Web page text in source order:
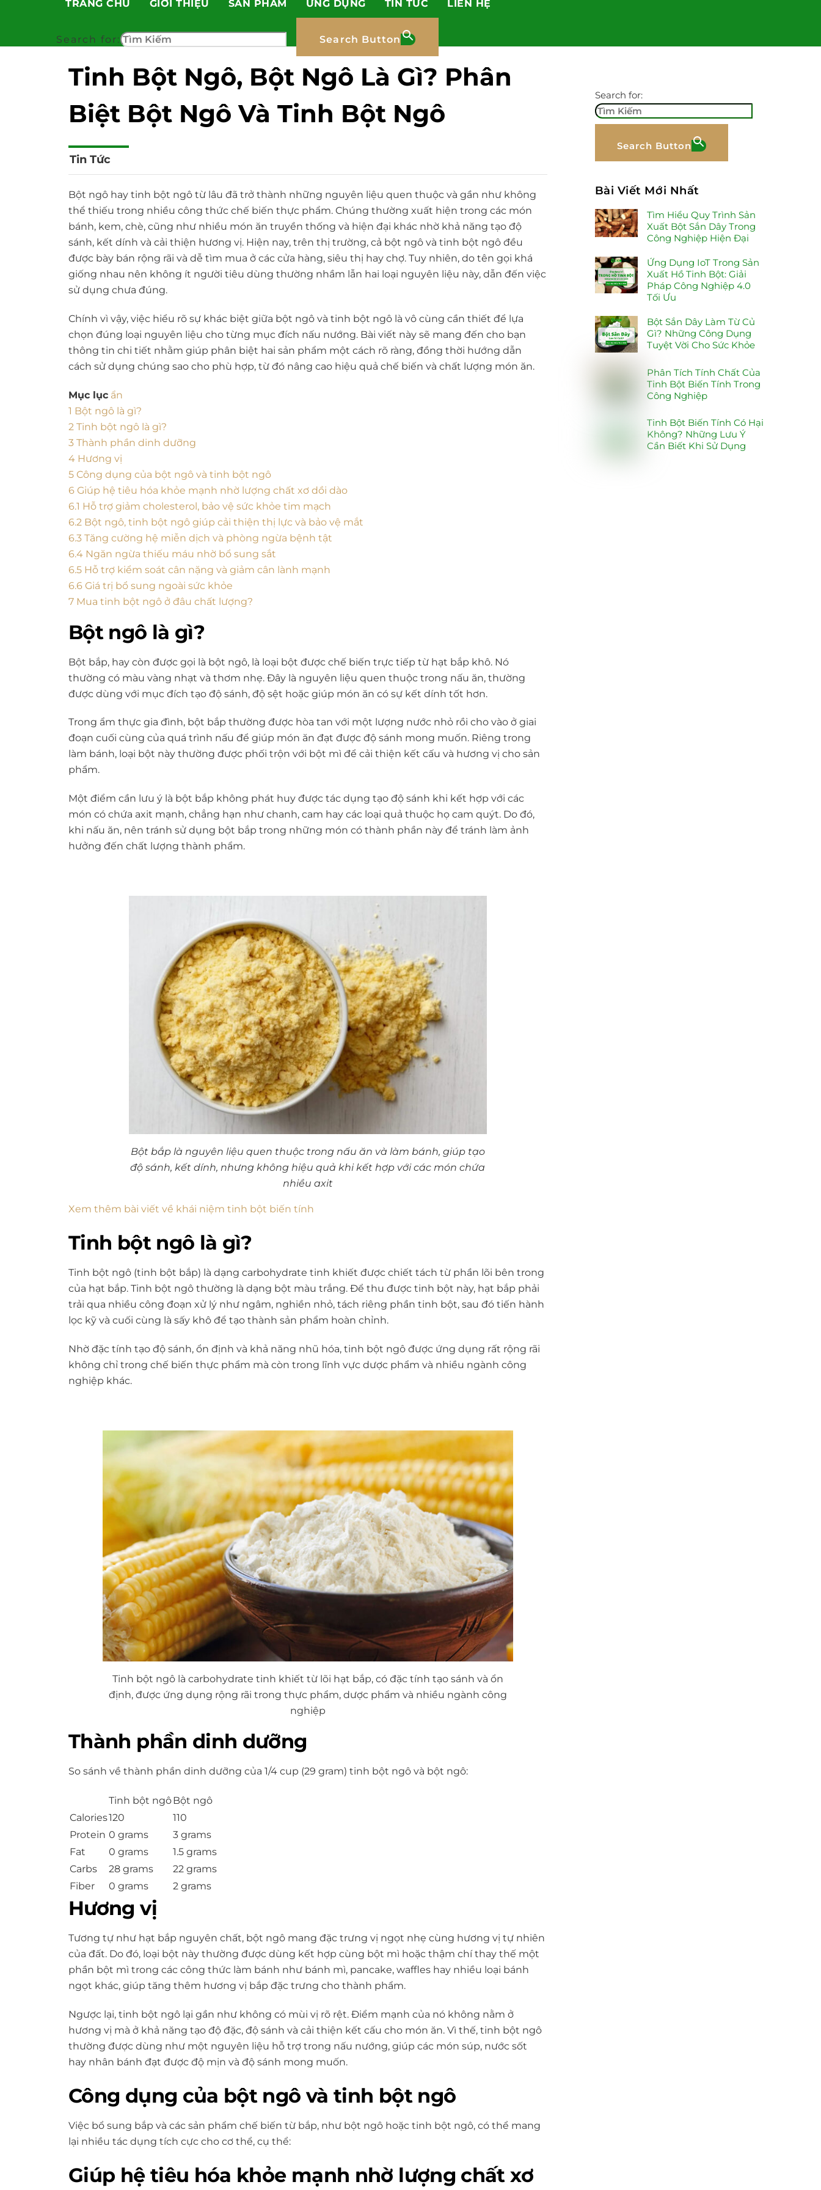
TRANG CHỦ GIỚI THIỆU SẢN PHẨM ỨNG DỤNG TIN TỨC LIÊN HỆ
Search for: Search Button
Tinh Bột Ngô, Bột Ngô Là Gì? Phân
Biệt Bột Ngô Và Tinh Bột Ngô
Tin Tức
Bột ngô hay tinh bột ngô từ lâu đã trở thành những nguyên liệu quen thuộc và gần như không
thể thiếu trong nhiều công thức chế biến thực phẩm. Chúng thường xuất hiện trong các món
bánh, kem, chè, cũng như nhiều món ăn truyền thống và hiện đại khác nhờ khả năng tạo độ
sánh, kết dính và cải thiện hương vị. Hiện nay, trên thị trường, cả bột ngô và tinh bột ngô đều
được bày bán rộng rãi và dễ tìm mua ở các cửa hàng, siêu thị hay chợ. Tuy nhiên, do tên gọi khá
giống nhau nên không ít người tiêu dùng thường nhầm lẫn hai loại nguyên liệu này, dẫn đến việc
sử dụng chưa đúng.
Chính vì vậy, việc hiểu rõ sự khác biệt giữa bột ngô và tinh bột ngô là vô cùng cần thiết để lựa
chọn đúng loại nguyên liệu cho từng mục đích nấu nướng. Bài viết này sẽ mang đến cho bạn
thông tin chi tiết nhằm giúp phân biệt hai sản phẩm một cách rõ ràng, đồng thời hướng dẫn
cách sử dụng chúng sao cho phù hợp, từ đó nâng cao hiệu quả chế biến và chất lượng món ăn.
Mục lục ẩn
1 Bột ngô là gì?
2 Tinh bột ngô là gì?
3 Thành phần dinh dưỡng
4 Hương vị
5 Công dụng của bột ngô và tinh bột ngô
6 Giúp hệ tiêu hóa khỏe mạnh nhờ lượng chất xơ dồi dào
6.1 Hỗ trợ giảm cholesterol, bảo vệ sức khỏe tim mạch
6.2 Bột ngô, tinh bột ngô giúp cải thiện thị lực và bảo vệ mắt
6.3 Tăng cường hệ miễn dịch và phòng ngừa bệnh tật
6.4 Ngăn ngừa thiếu máu nhờ bổ sung sắt
6.5 Hỗ trợ kiểm soát cân nặng và giảm cân lành mạnh
6.6 Giá trị bổ sung ngoài sức khỏe
7 Mua tinh bột ngô ở đâu chất lượng?
Bột ngô là gì?
Bột bắp, hay còn được gọi là bột ngô, là loại bột được chế biến trực tiếp từ hạt bắp khô. Nó
thường có màu vàng nhạt và thơm nhẹ. Đây là nguyên liệu quen thuộc trong nấu ăn, thường
được dùng với mục đích tạo độ sánh, độ sệt hoặc giúp món ăn có sự kết dính tốt hơn.
Trong ẩm thực gia đình, bột bắp thường được hòa tan với một lượng nước nhỏ rồi cho vào ở giai
đoạn cuối cùng của quá trình nấu để giúp món ăn đạt được độ sánh mong muốn. Riêng trong
làm bánh, loại bột này thường được phối trộn với bột mì để cải thiện kết cấu và hương vị cho sản
phẩm.
Một điểm cần lưu ý là bột bắp không phát huy được tác dụng tạo độ sánh khi kết hợp với các
món có chứa axit mạnh, chẳng hạn như chanh, cam hay các loại quả thuộc họ cam quýt. Do đó,
khi nấu ăn, nên tránh sử dụng bột bắp trong những món có thành phần này để tránh làm ảnh
hưởng đến chất lượng thành phẩm.
Bột bắp là nguyên liệu quen thuộc trong nấu ăn và làm bánh, giúp tạo
độ sánh, kết dính, nhưng không hiệu quả khi kết hợp với các món chứa
nhiều axit
Xem thêm bài viết về khái niệm tinh bột biến tính
Tinh bột ngô là gì?
Tinh bột ngô (tinh bột bắp) là dạng carbohydrate tinh khiết được chiết tách từ phần lõi bên trong
của hạt bắp. Tinh bột ngô thường là dạng bột màu trắng. Để thu được tinh bột này, hạt bắp phải
trải qua nhiều công đoạn xử lý như ngâm, nghiền nhỏ, tách riêng phần tinh bột, sau đó tiến hành
lọc kỹ và cuối cùng là sấy khô để tạo thành sản phẩm hoàn chỉnh.
Nhờ đặc tính tạo độ sánh, ổn định và khả năng nhũ hóa, tinh bột ngô được ứng dụng rất rộng rãi
không chỉ trong chế biến thực phẩm mà còn trong lĩnh vực dược phẩm và nhiều ngành công
nghiệp khác.
Tinh bột ngô là carbohydrate tinh khiết từ lõi hạt bắp, có đặc tính tạo sánh và ổn
định, được ứng dụng rộng rãi trong thực phẩm, dược phẩm và nhiều ngành công
nghiệp
Thành phần dinh dưỡng
So sánh về thành phần dinh dưỡng của 1/4 cup (29 gram) tinh bột ngô và bột ngô:
Tinh bột ngôBột ngô
Calories120
110
Protein 0 grams
3 grams
Fat
0 grams
1.5 grams
Carbs
28 grams
22 grams
Fiber
0 grams 2 grams
Hương vị
Tương tự như hạt bắp nguyên chất, bột ngô mang đặc trưng vị ngọt nhẹ cùng hương vị tự nhiên
của đất. Do đó, loại bột này thường được dùng kết hợp cùng bột mì hoặc thậm chí thay thế một
phần bột mì trong các công thức làm bánh như bánh mì, pancake, waffles hay nhiều loại bánh
ngọt khác, giúp tăng thêm hương vị bắp đặc trưng cho thành phẩm.
Ngược lại, tinh bột ngô lại gần như không có mùi vị rõ rệt. Điểm mạnh của nó không nằm ở
hương vị mà ở khả năng tạo độ đặc, độ sánh và cải thiện kết cấu cho món ăn. Vì thế, tinh bột ngô
thường được dùng như một nguyên liệu hỗ trợ trong nấu nướng, giúp các món súp, nước sốt
hay nhân bánh đạt được độ mịn và độ sánh mong muốn.
Công dụng của bột ngô và tinh bột ngô
Việc bổ sung bắp và các sản phẩm chế biến từ bắp, như bột ngô hoặc tinh bột ngô, có thể mang
lại nhiều tác dụng tích cực cho cơ thể, cụ thể:
Giúp hệ tiêu hóa khỏe mạnh nhờ lượng chất xơ
Search for:
Search Button
Bài Viết Mới Nhất
Tìm Hiểu Quy Trình Sản
Xuất Bột Sắn Dây Trong
Công Nghiệp Hiện Đại
Ứng Dụng IoT Trong Sản
Xuất Hồ Tinh Bột: Giải
Pháp Công Nghiệp 4.0
Tối Ưu
Bột Sắn Dây Làm Từ Củ
Gì? Những Công Dụng
Tuyệt Vời Cho Sức Khỏe
Phân Tích Tính Chất Của
Tinh Bột Biến Tính Trong
Công Nghiệp
Tinh Bột Biến Tính Có Hại
Không? Những Lưu Ý
Cần Biết Khi Sử Dụng